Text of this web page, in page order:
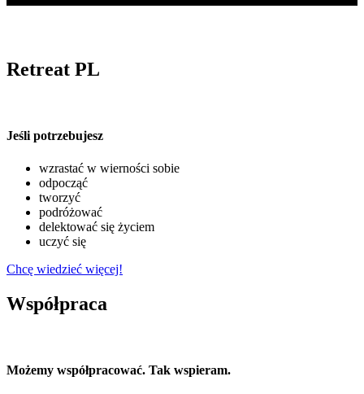
Retreat PL
Jeśli potrzebujesz
wzrastać w wierności sobie
odpocząć
tworzyć
podróżować
delektować się życiem
uczyć się
Chcę wiedzieć więcej!
Współpraca
Możemy współpracować. Tak wspieram.